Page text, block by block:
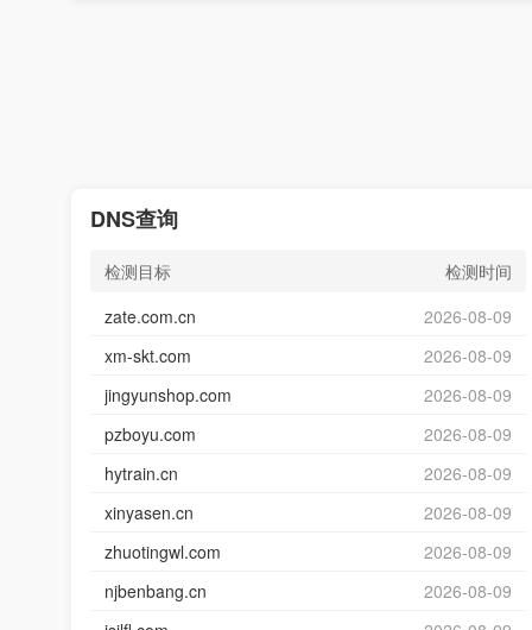
DNS查询
检测目标
检测时间
zate.com.cn
2026-08-09
xm-skt.com
2026-08-09
jingyunshop.com
2026-08-09
pzboyu.com
2026-08-09
hytrain.cn
2026-08-09
xinyasen.cn
2026-08-09
zhuotingwl.com
2026-08-09
njbenbang.cn
2026-08-09